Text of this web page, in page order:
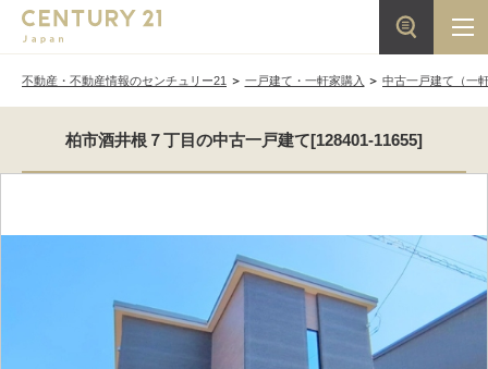
不動産・不動産情報のセンチュリー21 一戸建て・一軒家購入 中古一戸建て（一
柏市酒井根７丁目の中古一戸建て[128401-11655]